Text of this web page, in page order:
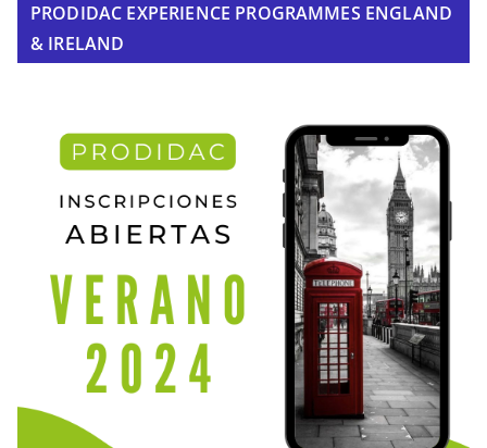
PRODIDAC EXPERIENCE PROGRAMMES ENGLAND
& IRELAND